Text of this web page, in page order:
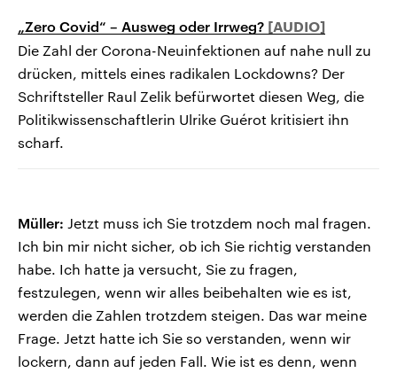
„Zero Covid“ – Ausweg oder Irrweg?
Die Zahl der Corona-Neuinfektionen auf nahe null zu
drücken, mittels eines radikalen Lockdowns? Der
Schriftsteller Raul Zelik befürwortet diesen Weg, die
Politikwissenschaftlerin Ulrike Guérot kritisiert ihn
scharf.
Müller: Jetzt muss ich Sie trotzdem noch mal fragen.
Ich bin mir nicht sicher, ob ich Sie richtig verstanden
habe. Ich hatte ja versucht, Sie zu fragen,
festzulegen, wenn wir alles beibehalten wie es ist,
werden die Zahlen trotzdem steigen. Das war meine
Frage. Jetzt hatte ich Sie so verstanden, wenn wir
lockern, dann auf jeden Fall. Wie ist es denn, wenn